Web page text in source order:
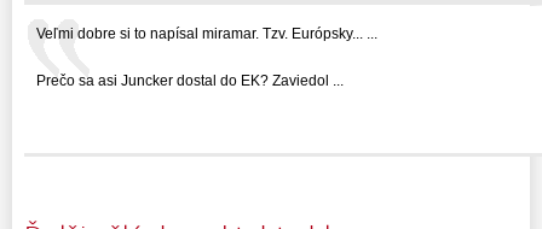
Veľmi dobre si to napísal miramar. Tzv. Európsky... ...
Prečo sa asi Juncker dostal do EK? Zaviedol ...